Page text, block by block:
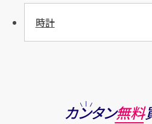
時計
カンタン無料